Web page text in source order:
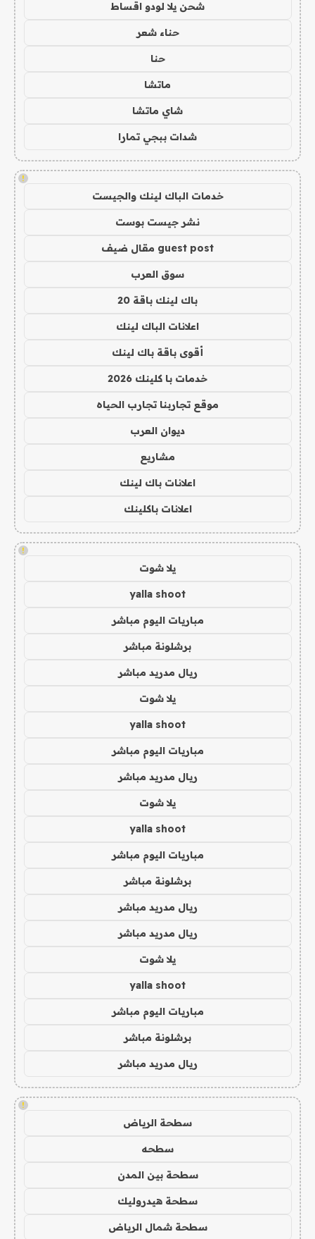
شحن يلا لودو اقساط
حناء شعر
حنا
ماتشا
شاي ماتشا
شدات ببجي تمارا
!
خدمات الباك لينك والجيست
نشر جيست بوست
guest post مقال ضيف
سوق العرب
باك لينك باقة 20
اعلانات الباك لينك
أقوى باقة باك لينك
خدمات با كلينك 2026
موقع تجاربنا تجارب الحياه
ديوان العرب
مشاريع
اعلانات باك لينك
اعلانات باكلينك
!
يلا شوت
yalla shoot
مباريات اليوم مباشر
برشلونة مباشر
ريال مدريد مباشر
يلا شوت
yalla shoot
مباريات اليوم مباشر
ريال مدريد مباشر
يلا شوت
yalla shoot
مباريات اليوم مباشر
برشلونة مباشر
ريال مدريد مباشر
ريال مدريد مباشر
يلا شوت
yalla shoot
مباريات اليوم مباشر
برشلونة مباشر
ريال مدريد مباشر
!
سطحة الرياض
سطحه
سطحة بين المدن
سطحة هيدروليك
سطحة شمال الرياض